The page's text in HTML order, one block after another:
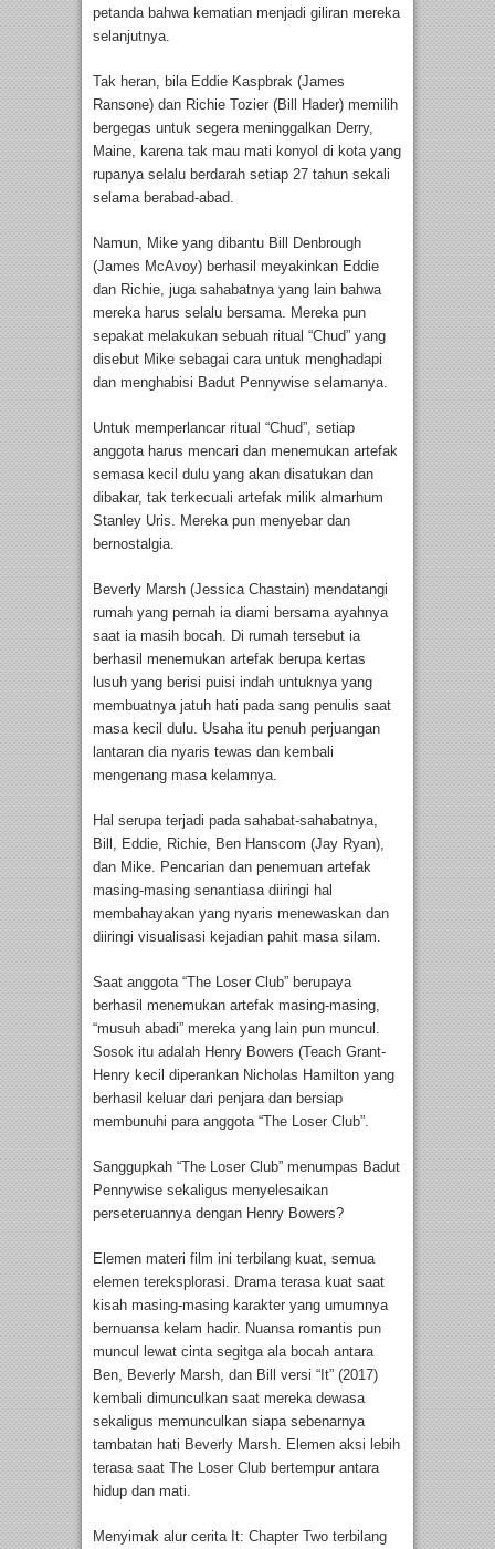
petanda bahwa kematian menjadi giliran mereka
selanjutnya.
Tak heran, bila Eddie Kaspbrak (James
Ransone) dan Richie Tozier (Bill Hader) memilih
bergegas untuk segera meninggalkan Derry,
Maine, karena tak mau mati konyol di kota yang
rupanya selalu berdarah setiap 27 tahun sekali
selama berabad-abad.
Namun, Mike yang dibantu Bill Denbrough
(James McAvoy) berhasil meyakinkan Eddie
dan Richie, juga sahabatnya yang lain bahwa
mereka harus selalu bersama. Mereka pun
sepakat melakukan sebuah ritual “Chud” yang
disebut Mike sebagai cara untuk menghadapi
dan menghabisi Badut Pennywise selamanya.
Untuk memperlancar ritual “Chud”, setiap
anggota harus mencari dan menemukan artefak
semasa kecil dulu yang akan disatukan dan
dibakar, tak terkecuali artefak milik almarhum
Stanley Uris. Mereka pun menyebar dan
bernostalgia.
Beverly Marsh (Jessica Chastain) mendatangi
rumah yang pernah ia diami bersama ayahnya
saat ia masih bocah. Di rumah tersebut ia
berhasil menemukan artefak berupa kertas
lusuh yang berisi puisi indah untuknya yang
membuatnya jatuh hati pada sang penulis saat
masa kecil dulu. Usaha itu penuh perjuangan
lantaran dia nyaris tewas dan kembali
mengenang masa kelamnya.
Hal serupa terjadi pada sahabat-sahabatnya,
Bill, Eddie, Richie, Ben Hanscom (Jay Ryan),
dan Mike. Pencarian dan penemuan artefak
masing-masing senantiasa diiringi hal
membahayakan yang nyaris menewaskan dan
diiringi visualisasi kejadian pahit masa silam.
Saat anggota “The Loser Club” berupaya
berhasil menemukan artefak masing-masing,
“musuh abadi” mereka yang lain pun muncul.
Sosok itu adalah Henry Bowers (Teach Grant-
Henry kecil diperankan Nicholas Hamilton yang
berhasil keluar dari penjara dan bersiap
membunuhi para anggota “The Loser Club”.
Sanggupkah “The Loser Club” menumpas Badut
Pennywise sekaligus menyelesaikan
perseteruannya dengan Henry Bowers?
Elemen materi film ini terbilang kuat, semua
elemen tereksplorasi. Drama terasa kuat saat
kisah masing-masing karakter yang umumnya
bernuansa kelam hadir. Nuansa romantis pun
muncul lewat cinta segitga ala bocah antara
Ben, Beverly Marsh, dan Bill versi “It” (2017)
kembali dimunculkan saat mereka dewasa
sekaligus memunculkan siapa sebenarnya
tambatan hati Beverly Marsh. Elemen aksi lebih
terasa saat The Loser Club bertempur antara
hidup dan mati.
Menyimak alur cerita It: Chapter Two terbilang